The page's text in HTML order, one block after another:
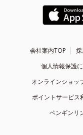
会社案内TOP
個人情報保護
オンラインショッ
ポイントサービス
ペンギンリ